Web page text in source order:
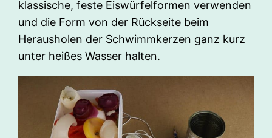
klassische, feste Eiswürfelformen verwenden
und die Form von der Rückseite beim
Herausholen der Schwimmkerzen ganz kurz
unter heißes Wasser halten.